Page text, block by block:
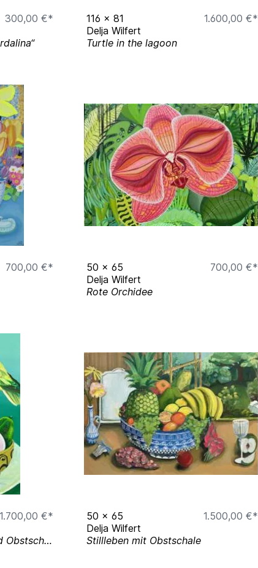
300,00 €*
116 x 81
1.600,00 €*
Delja Wilfert
Turtle in the lagoon
700,00 €*
50 x 65
700,00 €*
Delja Wilfert
Rote Orchidee
1.700,00 €*
Stillleben mit Papagei und Obstschale
50 x 65
1.500,00 €*
Delja Wilfert
Stillleben mit Obstschale